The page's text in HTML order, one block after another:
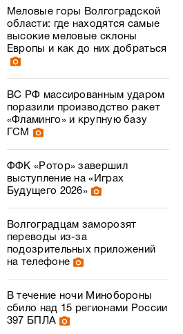
Меловые горы Волгоградской
области: где находятся самые
высокие меловые склоны
Европы и как до них добраться
ВС РФ массированным ударом
поразили производство ракет
«Фламинго» и крупную базу
ГСМ
ФФК «Ротор» завершил
выступление на «Играх
Будущего 2026»
Волгоградцам заморозят
переводы из-за
подозрительных приложений
на телефоне
В течение ночи Минобороны
сбило над 15 регионами России
397 БПЛА